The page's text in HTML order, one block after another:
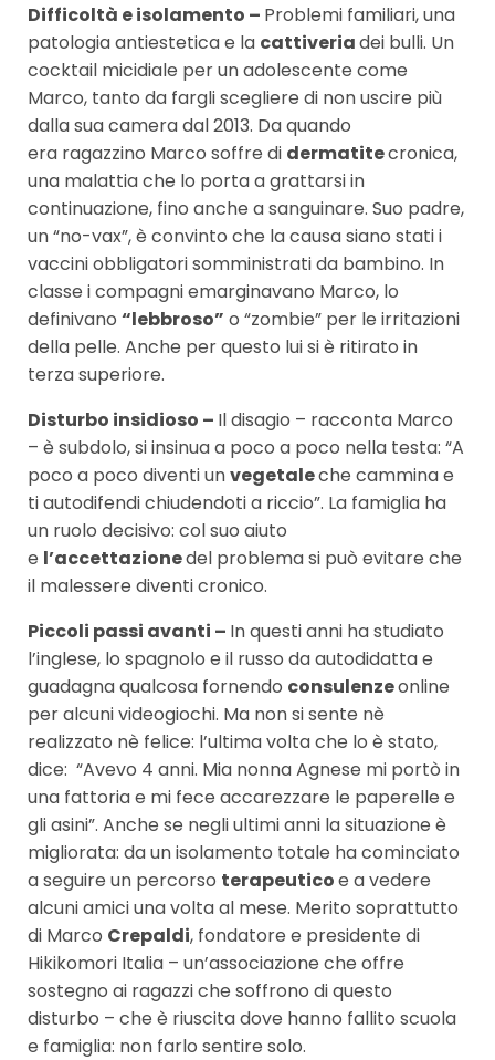
Difficoltà e isolamento – Problemi familiari, una
patologia antiestetica e la cattiveriadei bulli. Un
cocktail micidiale per un adolescente come
Marco, tanto da fargli scegliere di non uscire più
dalla sua camera dal 2013. Da quando
era ragazzino Marco soffre di dermatitecronica,
una malattia che lo porta a grattarsi in
continuazione, fino anche a sanguinare. Suo padre,
un “no-vax”, è convinto che la causa siano stati i
vaccini obbligatori somministrati da bambino. In
classe i compagni emarginavano Marco, lo
definivano “lebbroso” o “zombie” per le irritazioni
della pelle. Anche per questo lui si è ritirato in
terza superiore.
Disturbo insidioso – Il disagio – racconta Marco
– è subdolo, si insinua a poco a poco nella testa: “A
poco a poco diventi unvegetaleche cammina e
ti autodifendi chiudendoti a riccio”. La famiglia ha
un ruolo decisivo: col suo aiuto
e l’accettazionedel problema si può evitare che
il malessere diventi cronico.
Piccoli passi avanti – In questi anni ha studiato
l’inglese, lo spagnolo e il russo da autodidatta e
guadagna qualcosa fornendo consulenzeonline
per alcuni videogiochi. Ma non si sente nè
realizzato nè felice: l’ultima volta che lo è stato,
dice: “Avevo 4 anni. Mia nonna Agnese mi portò in
una fattoria e mi fece accarezzare le paperelle e
gli asini”. Anche se negli ultimi anni la situazione è
migliorata: da un isolamento totale ha cominciato
a seguire un percorso terapeuticoe a vedere
alcuni amici una volta al mese. Merito soprattutto
di Marco Crepaldi, fondatore e presidente di
Hikikomori Italia – un’associazione che offre
sostegno ai ragazzi che soffrono di questo
disturbo – che è riuscita dove hanno fallito scuola
e famiglia: non farlo sentire solo.